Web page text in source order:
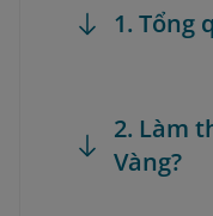
1. Tổng
2. Làm
Vàng?